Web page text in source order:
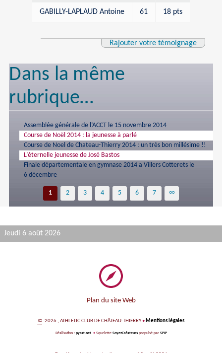
GABILLY-LAPLAUD Antoine 61 18 pts
Rajouter votre témoignage
Dans la même
rubrique…
Assemblée générale de l’ACCT le 15 novembre 2014
Course de Noël 2014 : la jeunesse à parlé
Course de Noel de Chateau-Thierry 2014 : un très bon millésime !!
L’éternelle jeunesse de José Bastos
Finale départementale en gymnase 2014 a Villers Cotterets le
6 décembre
1 2 3 4 5 6 7 ∞
Jeudi 6 août 2026
Plan du site Web
©-2026 , ATHLETIC CLUB DE CHÂTEAU-THIERRY•Mentions légales
Réalisation : pyrat.net •Squelette SoyezCréateurspropulsé par SPIP